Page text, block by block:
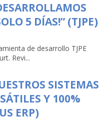
5 DÍAS!” (TJPE)
de desarrollo TJPE
Revi...
SISTEMAS
Y 100%
ERP)